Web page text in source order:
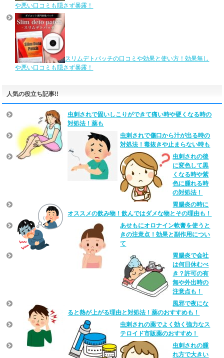
や悪い口コミも隠さず暴露！
スリムデトパッチの口コミや効果と使い方！効果無し
や悪い口コミも隠さず暴露！
人気の役立ち記事!!
虫刺されで固いしこりができて痛い時や硬くなる時の
対処法！薬も
虫刺されで傷口から汁が出る時の
対処法！毒抜きや止まらない時も
虫刺されの後
に変色して黒
くなる時や紫
色に腫れる時
の対処法！
胃腸炎の時に
オススメの飲み物！飲んではダメな物とその理由も！
あせもにオロナイン軟膏を使うと
きの注意点！効果と副作用につい
て
胃腸炎で会社
は何日休むべ
き？許可の有
無や外出時の
注意点も！
風邪で夜にな
ると熱が上がる理由と対処法！薬のおすすめも！
虫刺されの薬でよく効く強力なス
テロイド市販薬のおすすめ！
虫刺されの腫
れ方で大きい